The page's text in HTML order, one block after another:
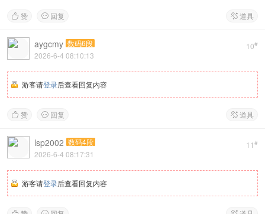
 赞  回复  道具
10#
aygcmy 数码6段
2026-6-4 08:10:13
游客请登录后查看回复内容
 赞  回复  道具
11 #
lsp2002 数码4段
2026-6-4 08:17:31
游客请登录后查看回复内容